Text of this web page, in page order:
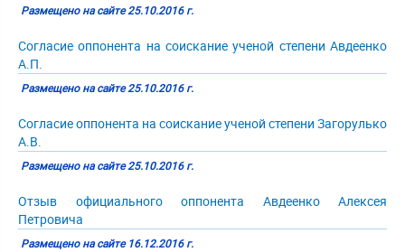
Размещено на сайте 25.10.2016 г.
Согласие оппонента на соискание ученой степени Авдеенко
А.П.
Размещено на сайте 25.10.2016 г.
Согласие оппонента на соискание ученой степени Загорулько
А.В.
Размещено на сайте 25.10.2016 г.
Отзыв официального оппонента Авдеенко Алексея
Петровича
Размещено на сайте 16.12.2016 г.